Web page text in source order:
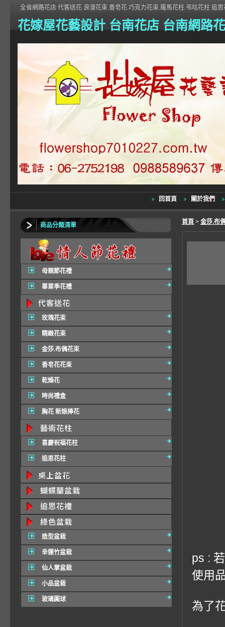
花嫁屋花藝設計 台南花店 台南網路
全省網路花店 代客送花 浪漫花束.香皂花.巧克力花束.羅馬花柱.弔唁花柱 追
回首頁 關於我們
商品分類清單
母親節花禮
畢業季花禮
玫瑰花束
精緻花束
金莎.布偶花束
香皂花花束
乾燥花
時尚禮盒
胸花 新娘捧花
喜慶祝福花柱
追思花柱
造型盆栽
幸運竹盆栽
仙人掌盆栽
小品盆栽
玻璃圓球
首頁 > 金莎.布
ps :
使用
為了